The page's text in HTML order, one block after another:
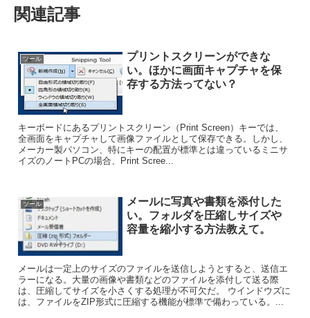
関連記事
ツール
プリントスクリーンができな
い。ほかに画面キャプチャを保
存する方法ってない？
キーボードにあるプリントスクリーン（Print Screen）キーでは、
全画面をキャプチャして画像ファイルとして保存できる。しかし、
メーカー製パソコン、特にキーの配置が標準とは違っているミニサ
イズのノートPCの場合、Print Scree...
ツール
メールに写真や書類を添付した
い。フォルダを圧縮しサイズや
容量を縮小する方法教えて。
メールは一定上のサイズのファイルを送信しようとすると、送信エ
ラーになる。大量の画像や書類などのファイルを添付して送る際
は、圧縮してサイズを小さくする処理が不可欠だ。 ウインドウズに
は、ファイルをZIP形式に圧縮する機能が標準で備わっている。...